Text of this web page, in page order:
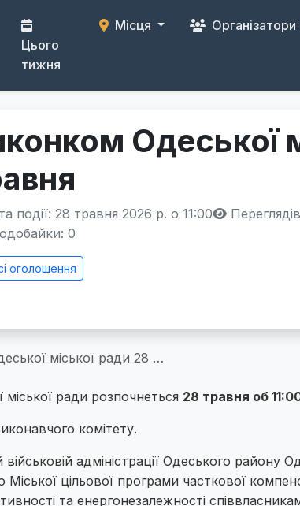
Цього
тижня
Місця Організатори
Одеської
події: 28 травня 2026 р. о 11:00
0
оголошення
міської ради 28 …
міської ради розпочнеться 28 травня об
комітету.
адміністрації Одеського району
цільової програми часткової
та енергонезалежності